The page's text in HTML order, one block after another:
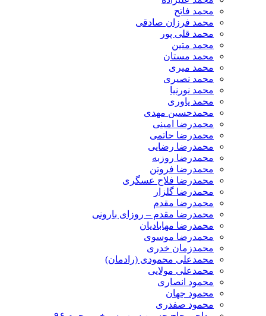
محمد فاتح
محمد فرزان صادقی
محمد قلی پور
محمد متین
محمد مستان
محمد میری
محمد نصیری
محمد نورنیا
محمد یاوری
محمدحسین مهدی
محمدرضا امینی
محمدرضا حاتمی
محمدرضا رضایی
محمدرضا روزبه
محمدرضا فروتن
محمدرضا فلاح عسگری
محمدرضا گلزار
محمدرضا مقدم
محمدرضا مقدم – روزای بارونی
محمدرضا مهابادیان
محمدرضا موسوی
محمدزمان خدری
محمدعلی محمودی (رادمان)
محمدعلی مولایی
محمود انصاری
محمود جهان
محمود صفدری